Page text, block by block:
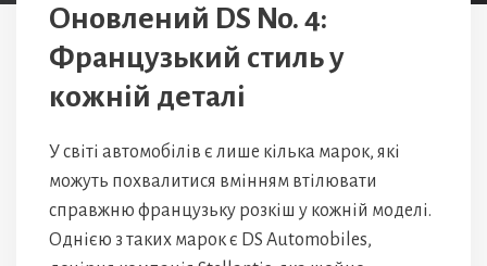
Оновлений DS No. 4:
Французький стиль у
кожній деталі
У світі автомобілів є лише кілька марок, які
можуть похвалитися вмінням втілювати
справжню французьку розкіш у кожній моделі.
Однією з таких марок є DS Automobiles,